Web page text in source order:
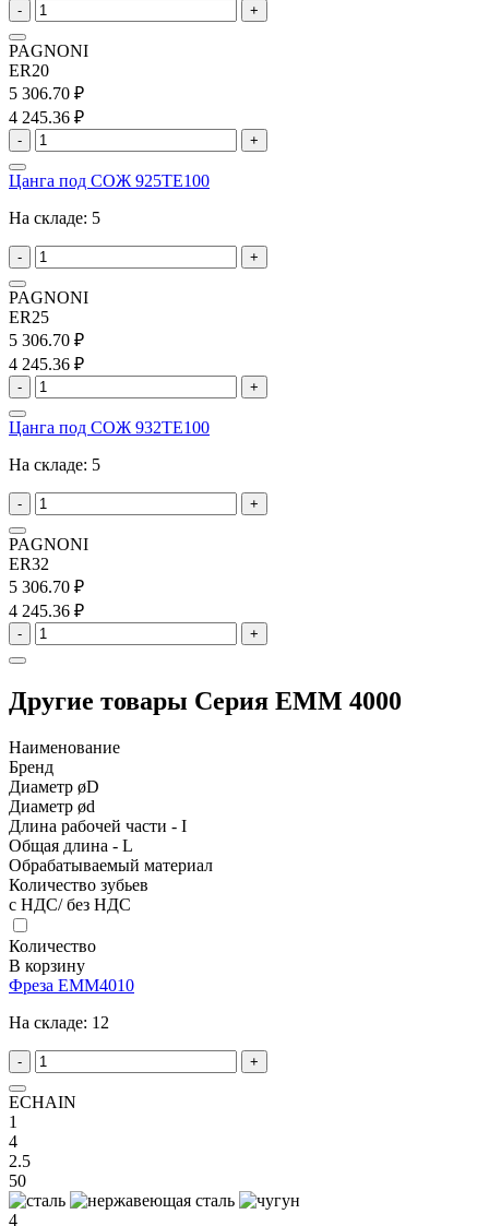
- +
PAGNONI
ER20
5 306.70 ₽
4 245.36 ₽
- +
Цанга под СОЖ 925TE100
На складе: 5
- +
PAGNONI
ER25
5 306.70 ₽
4 245.36 ₽
- +
Цанга под СОЖ 932TE100
На складе: 5
- +
PAGNONI
ER32
5 306.70 ₽
4 245.36 ₽
- +
Другие товары Серия EMM 4000
Наименование
Бренд
Диаметр øD
Диаметр ød
Длина рабочей части - I
Общая длина - L
Обрабатываемый материал
Количество зубьев
с НДС/ без НДС
Количество
В корзину
Фреза EMM4010
На складе: 12
- +
ECHAIN
1
4
2.5
50
4